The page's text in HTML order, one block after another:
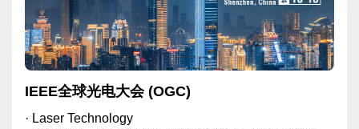
IEEE全球光电大会 (OGC)
· Laser Technology